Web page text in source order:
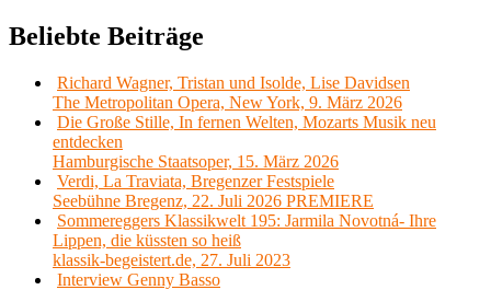
Beliebte Beiträge
Richard Wagner, Tristan und Isolde, Lise Davidsen
The Metropolitan Opera, New York, 9. März 2026
Die Große Stille, In fernen Welten, Mozarts Musik neu
entdecken
Hamburgische Staatsoper, 15. März 2026
Verdi, La Traviata, Bregenzer Festspiele
Seebühne Bregenz, 22. Juli 2026 PREMIERE
Sommereggers Klassikwelt 195: Jarmila Novotná- Ihre
Lippen, die küssten so heiß
klassik-begeistert.de, 27. Juli 2023
Interview Genny Basso